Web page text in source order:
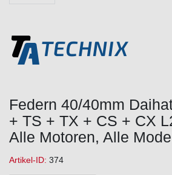
Federn 40/40mm
+ TS + TX + CS + CX
Alle Motoren, Alle
Artikel-ID: 374